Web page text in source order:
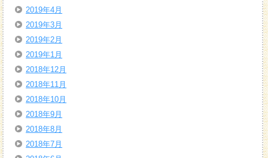
2019年4月
2019年3月
2019年2月
2019年1月
2018年12月
2018年11月
2018年10月
2018年9月
2018年8月
2018年7月